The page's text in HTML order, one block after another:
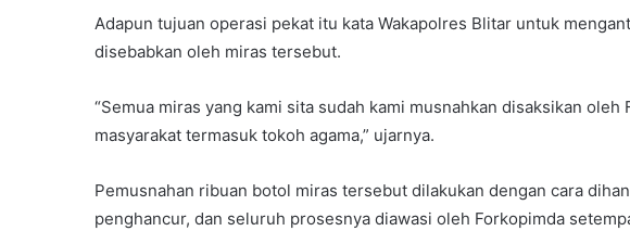
Adapun tujuan operasi pekat itu kata Wakapolres Blitar untuk
disebabkan oleh miras tersebut.
“Semua miras yang kami sita sudah kami musnahkan disaksikan
masyarakat termasuk tokoh agama,” ujarnya.
Pemusnahan ribuan botol miras tersebut dilakukan dengan cara
penghancur, dan seluruh prosesnya diawasi oleh Forkopimda